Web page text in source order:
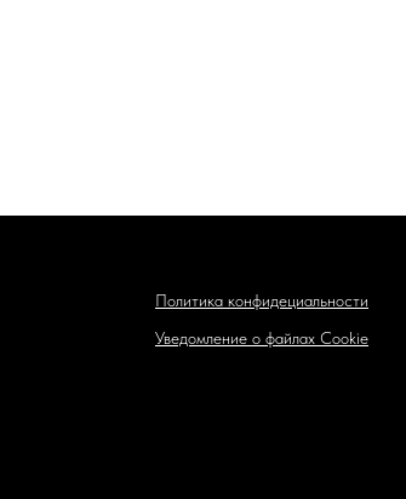
Политика конфидециальности
Уведомление о файлах Cookie